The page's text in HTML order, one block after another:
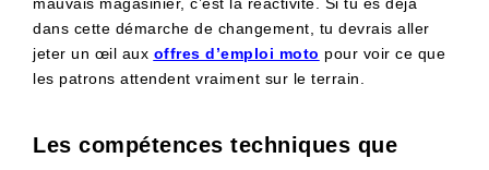
dans cette démarche de changement, tu devrais aller
jeter un œil aux offres d’emploi moto pour voir ce que
les patrons attendent vraiment sur le terrain.
Les compétences techniques que